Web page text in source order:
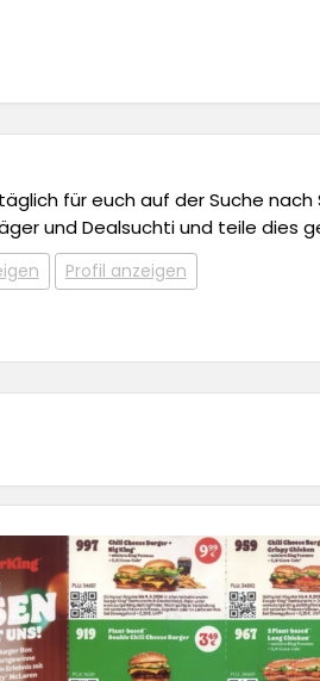
für euch auf der Suche
und Dealsuchti und teile dies
Profil anzeigen